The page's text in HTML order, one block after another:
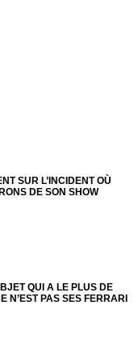
SUR L’INCIDENT OÙ
DE SON SHOW
QUI A LE PLUS DE
N’EST PAS SES FERRARI